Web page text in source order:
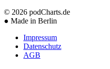
© 2026 podCharts.de
● Made in Berlin
Impressum
Datenschutz
AGB